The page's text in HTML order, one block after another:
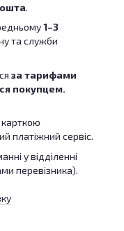
.
1–3
та служби
за тарифами
покупцем.
платіжний сервіс.
у відділенні
перевізника).